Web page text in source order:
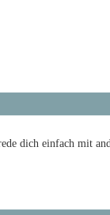
dich einfach mit